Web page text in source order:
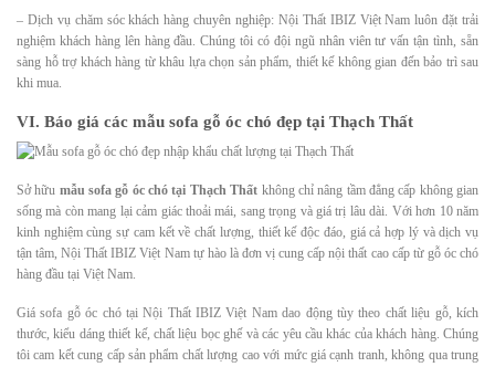
– Dịch vụ chăm sóc khách hàng chuyên nghiệp: Nội Thất IBIZ Việt Nam luôn đặt trải
nghiệm khách hàng lên hàng đầu. Chúng tôi có đội ngũ nhân viên tư vấn tận tình, sẵn
sàng hỗ trợ khách hàng từ khâu lựa chọn sản phẩm, thiết kế không gian đến bảo trì sau
khi mua.
VI. Báo giá các mẫu sofa gỗ óc chó đẹp tại Thạch Thất
Sở hữu mẫu sofa gỗ óc chó tại Thạch Thất không chỉ nâng tầm đẳng cấp không gian
sống mà còn mang lại cảm giác thoải mái, sang trọng và giá trị lâu dài. Với hơn 10 năm
kinh nghiệm cùng sự cam kết về chất lượng, thiết kế độc đáo, giá cả hợp lý và dịch vụ
tận tâm, Nội Thất IBIZ Việt Nam tự hào là đơn vị cung cấp nội thất cao cấp từ gỗ óc chó
hàng đầu tại Việt Nam.
Giá sofa gỗ óc chó tại Nội Thất IBIZ Việt Nam dao động tùy theo chất liệu gỗ, kích
thước, kiểu dáng thiết kế, chất liệu bọc ghế và các yêu cầu khác của khách hàng. Chúng
tôi cam kết cung cấp sản phẩm chất lượng cao với mức giá cạnh tranh, không qua trung